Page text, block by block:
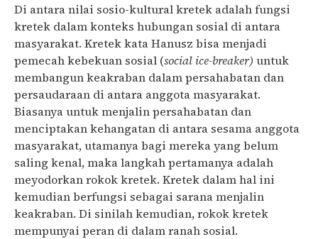
Di antara nilai sosio-kultural kretek adalah fungsi
kretek dalam konteks hubungan sosial di antara
masyarakat. Kretek kata Hanusz bisa menjadi
pemecah kebekuan sosial (social ice-breaker) untuk
membangun keakraban dalam persahabatan dan
persaudaraan di antara anggota masyarakat.
Biasanya untuk menjalin persahabatan dan
menciptakan kehangatan di antara sesama anggota
masyarakat, utamanya bagi mereka yang belum
saling kenal, maka langkah pertamanya adalah
meyodorkan rokok kretek. Kretek dalam hal ini
kemudian berfungsi sebagai sarana menjalin
keakraban. Di sinilah kemudian, rokok kretek
mempunyai peran di dalam ranah sosial.